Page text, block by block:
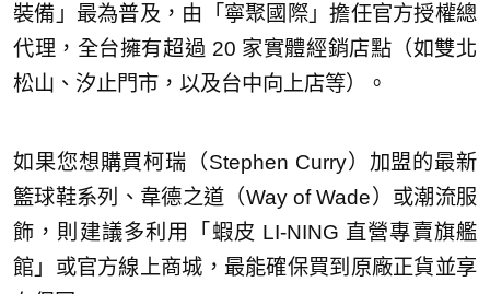
裝備」最為普及，由「寧聚國際」擔任官方授權總
代理，全台擁有超過 20 家實體經銷店點（如雙北
松山、汐止門市，以及台中向上店等）。
如果您想購買柯瑞（Stephen Curry）加盟的最新
籃球鞋系列、韋德之道（Way of Wade）或潮流服
飾，則建議多利用「蝦皮 LI-NING 直營專賣旗艦
館」或官方線上商城，最能確保買到原廠正貨並享